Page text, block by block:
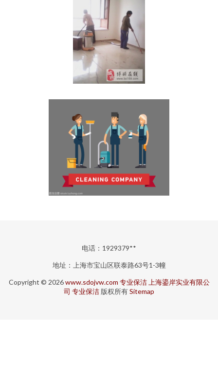
电话：1929379**
地址：上海市宝山区联泰路63号1-3幢
Copyright © 2026www.sdojvw.com 专业保洁 上海鎏岸实业有限公
司 专业保洁 版权所有Sitemap